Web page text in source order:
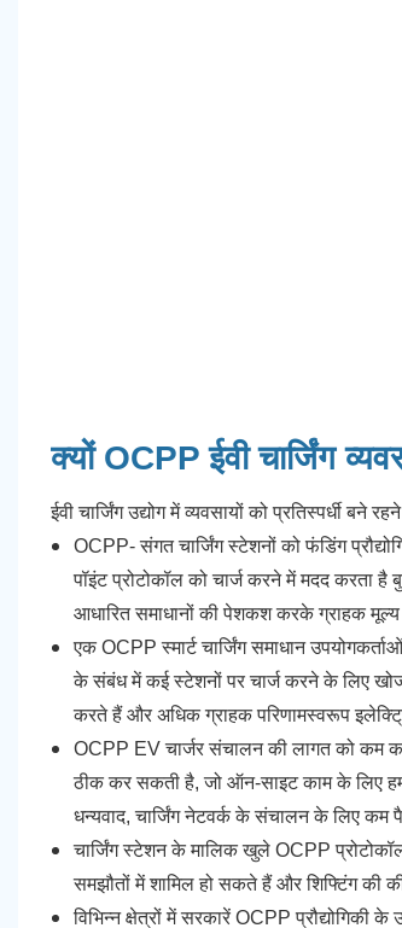
क्यों OCPP ईवी चार्जिंग
ईवी चार्जिंग उद्योग में व्यवसायों को प्रतिस्पर्धी
OCPP- संगत चार्जिंग स्टेशनों को फंडिंग
पॉइंट प्रोटोकॉल को चार्ज करने में मदद करता है
आधारित समाधानों की पेशकश करके ग्राहक मूल्य
एक OCPP स्मार्ट चार्जिंग समाधान
के संबंध में कई स्टेशनों पर चार्ज करने के लिए
करते हैं और अधिक ग्राहक परिणामस्वरूप
OCPP EV चार्जर संचालन की लागत को कम
ठीक कर सकती है, जो ऑन-साइट काम के लिए
धन्यवाद, चार्जिंग नेटवर्क के संचालन के लिए कम
चार्जिंग स्टेशन के मालिक खुले OCPP
समझौतों में शामिल हो सकते हैं और शिफ्टिंग की
विभिन्न क्षेत्रों में सरकारें OCPP प्रौद्योगिकी